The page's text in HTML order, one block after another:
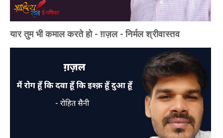
यार तुम भी कमाल करते हो - ग़ज़ल - निर्मल श्रीवास्तव